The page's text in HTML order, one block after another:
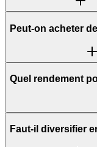
Peut-on acheter
Quel rendement
Faut-il diversifier